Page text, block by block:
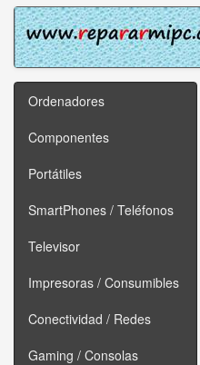
Ordenadores
Componentes
Portátiles
SmartPhones / Teléfonos
Televisor
Impresoras / Consumibles
Conectividad / Redes
Gaming / Consolas